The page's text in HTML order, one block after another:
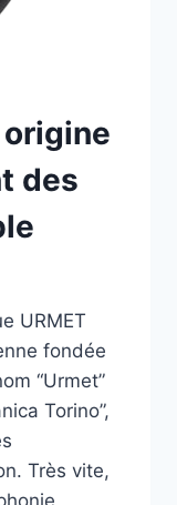
origine
des
URMET
fondée
“Urmet”
Torino”,
Très vite,